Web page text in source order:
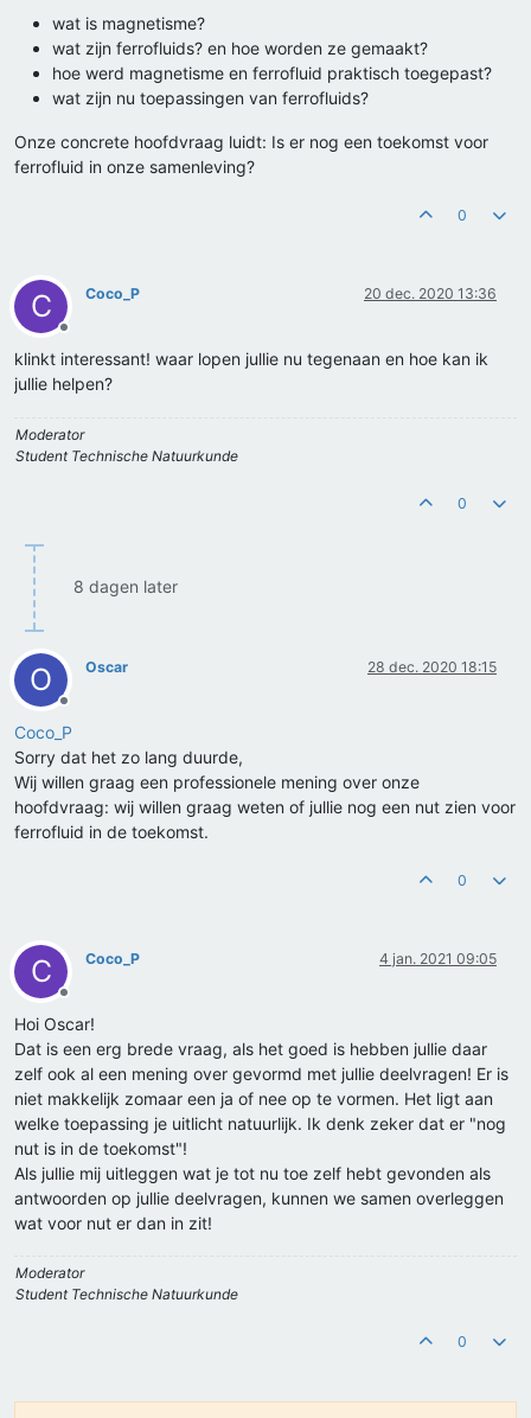
wat is magnetisme?
wat zijn ferrofluids? en hoe worden ze gemaakt?
hoe werd magnetisme en ferrofluid praktisch toegepast?
wat zijn nu toepassingen van ferrofluids?
Onze concrete hoofdvraag luidt: Is er nog een toekomst voor
ferrofluid in onze samenleving?
0
C
Offline
Coco_P 20 dec. 2020 13:36
klinkt interessant! waar lopen jullie nu tegenaan en hoe kan ik
jullie helpen?
Moderator
Student Technische Natuurkunde
0
8 dagen later
O
Offline
Oscar 28 dec. 2020 18:15
Coco_P
Sorry dat het zo lang duurde,
Wij willen graag een professionele mening over onze
hoofdvraag: wij willen graag weten of jullie nog een nut zien voor
ferrofluid in de toekomst.
0
C
Offline
Coco_P 4 jan. 2021 09:05
Hoi Oscar!
Dat is een erg brede vraag, als het goed is hebben jullie daar
zelf ook al een mening over gevormd met jullie deelvragen! Er is
niet makkelijk zomaar een ja of nee op te vormen. Het ligt aan
welke toepassing je uitlicht natuurlijk. Ik denk zeker dat er "nog
nut is in de toekomst"!
Als jullie mij uitleggen wat je tot nu toe zelf hebt gevonden als
antwoorden op jullie deelvragen, kunnen we samen overleggen
wat voor nut er dan in zit!
Moderator
Student Technische Natuurkunde
0